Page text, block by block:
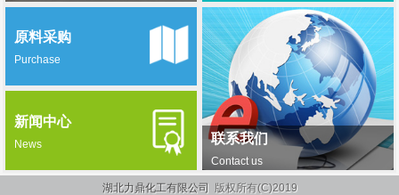
联系我们
Contact us
原料采购
Purchase
新闻中心
News
湖北力鼎化工有限公司 版权所有(C)2019